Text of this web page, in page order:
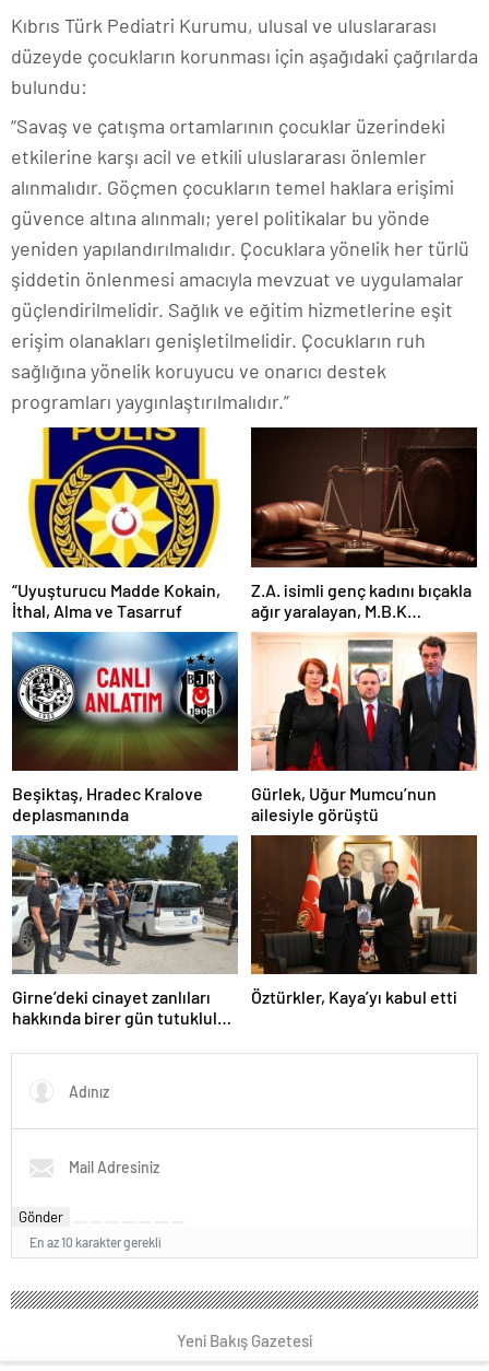
Kıbrıs Türk Pediatri Kurumu, ulusal ve uluslararası
düzeyde çocukların korunması için aşağıdaki çağrılarda
bulundu:
“Savaş ve çatışma ortamlarının çocuklar üzerindeki
etkilerine karşı acil ve etkili uluslararası önlemler
alınmalıdır. Göçmen çocukların temel haklara erişimi
güvence altına alınmalı; yerel politikalar bu yönde
yeniden yapılandırılmalıdır. Çocuklara yönelik her türlü
şiddetin önlenmesi amacıyla mevzuat ve uygulamalar
güçlendirilmelidir. Sağlık ve eğitim hizmetlerine eşit
erişim olanakları genişletilmelidir. Çocukların ruh
sağlığına yönelik koruyucu ve onarıcı destek
programları yaygınlaştırılmalıdır.”
“Uyuşturucu Madde Kokain,
İthal, Alma ve Tasarruf
Z.A. isimli genç kadını bıçakla
ağır yaralayan, M.B.K
mahkemeye çıkarıldı
Beşiktaş, Hradec Kralove
deplasmanında
Gürlek, Uğur Mumcu’nun
ailesiyle görüştü
Girne’deki cinayet zanlıları
hakkında birer gün tutukluluk
Öztürkler, Kaya’yı kabul etti
Gönder
En az 10 karakter gerekli
Yeni Bakış Gazetesi